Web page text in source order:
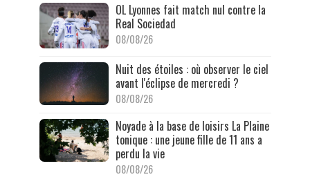
OL Lyonnes fait match nul contre la
Real Sociedad
08/08/26
Nuit des étoiles : où observer le ciel
avant l'éclipse de mercredi ?
08/08/26
Noyade à la base de loisirs La Plaine
tonique : une jeune fille de 11 ans a
perdu la vie
08/08/26